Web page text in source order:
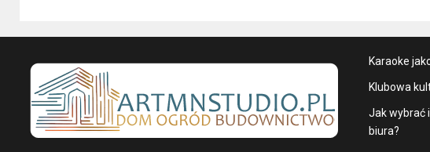
Karaoke
Klubowa
Jak wybrać
biura?